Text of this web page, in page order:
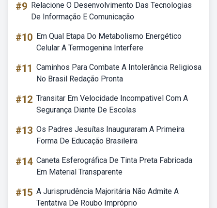
#9 Relacione O Desenvolvimento Das Tecnologias
De Informação E Comunicação
#10 Em Qual Etapa Do Metabolismo Energético
Celular A Termogenina Interfere
#11 Caminhos Para Combate A Intolerância Religiosa
No Brasil Redação Pronta
#12 Transitar Em Velocidade Incompativel Com A
Segurança Diante De Escolas
#13 Os Padres Jesuítas Inauguraram A Primeira
Forma De Educação Brasileira
#14 Caneta Esferográfica De Tinta Preta Fabricada
Em Material Transparente
#15 A Jurisprudência Majoritária Não Admite A
Tentativa De Roubo Impróprio